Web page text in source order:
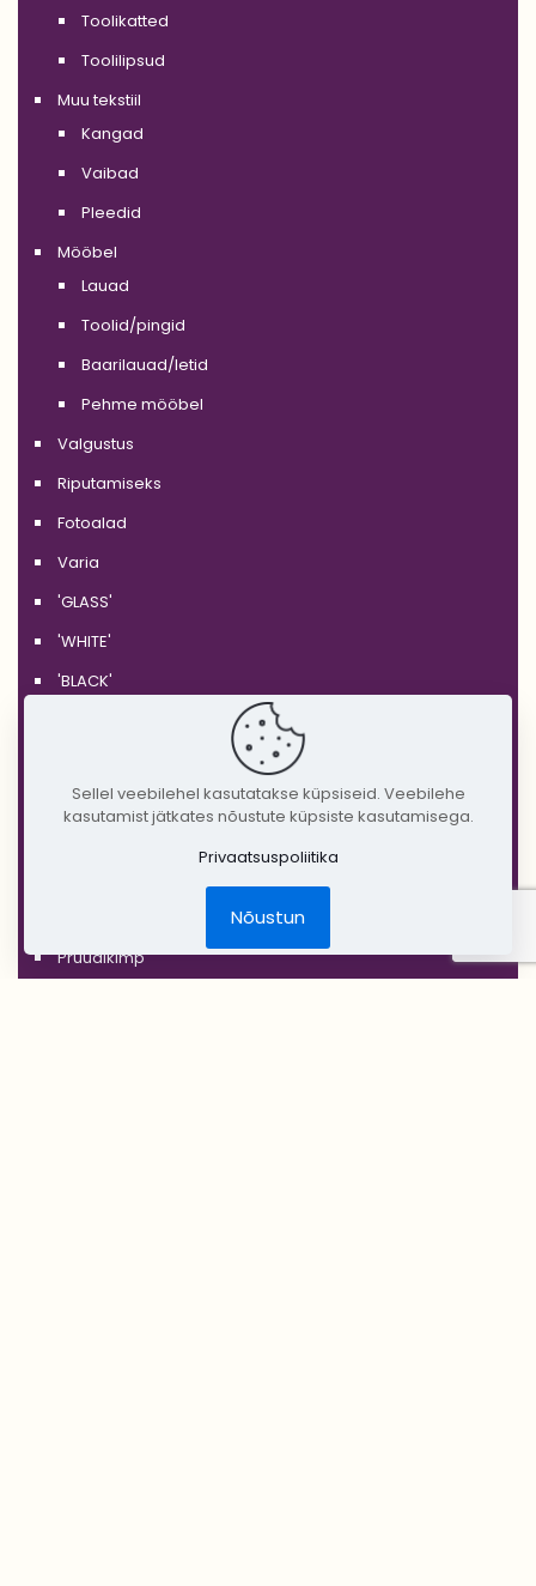
Toolikatted
Toolilipsud
Muu tekstiil
Kangad
Vaibad
Pleedid
Mööbel
Lauad
Toolid/pingid
Baarilauad/letid
Pehme mööbel
Valgustus
Riputamiseks
Fotoalad
Varia
'GLASS'
'WHITE'
'BLACK'
'COPPER'
DIY Create Your Wedding
Pruudikimp
Sellel veebilehel kasutatakse küpsiseid. Veebilehe
kasutamist jätkates nõustute küpsiste kasutamisega.
Privaatsuspoliitika
Nõustun